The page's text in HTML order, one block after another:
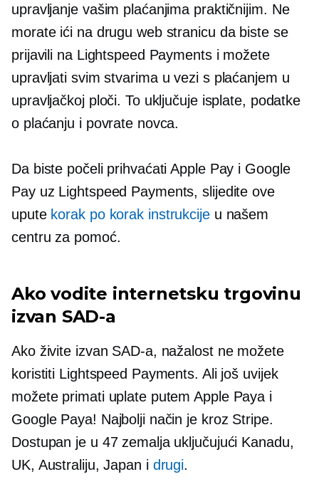
upravljanje vašim plaćanjima praktičnijim. Ne
morate ići na drugu web stranicu da biste se
prijavili na Lightspeed Payments i možete
upravljati svim stvarima u vezi s plaćanjem u
upravljačkoj ploči. To uključuje isplate, podatke
o plaćanju i povrate novca.
Da biste počeli prihvaćati Apple Pay i Google
Pay uz Lightspeed Payments, slijedite ove
upute korak po korak instrukcijeu našem
centru za pomoć.
Ako vodite internetsku trgovinu
izvan SAD-a
Ako živite izvan SAD-a, nažalost ne možete
koristiti Lightspeed Payments. Ali još uvijek
možete primati uplate putem Apple Paya i
Google Paya! Najbolji način je kroz Stripe.
Dostupan je u 47 zemalja uključujući Kanadu,
UK, Australiju, Japan i drugi.